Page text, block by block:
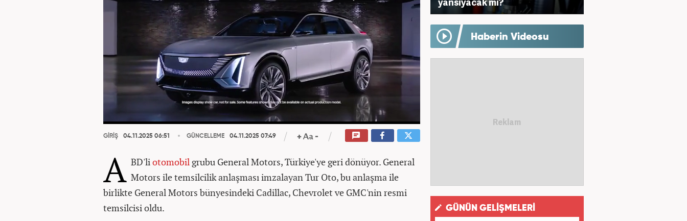
GİRİŞ 04.11.2025 06:51 GÜNCELLEME 04.11.2025 07:49
A BD'liotomobil grubu General Motors, Türkiye'ye geri dönüyor. General
Motors ile temsilcilik anlaşması imzalayan Tur Oto, bu anlaşma ile
birlikte General Motors bünyesindeki Cadillac, Chevrolet ve GMC'nin resmi
temsilcisi oldu.
Haberin Videosu
GÜNÜN GELİŞMELERİ